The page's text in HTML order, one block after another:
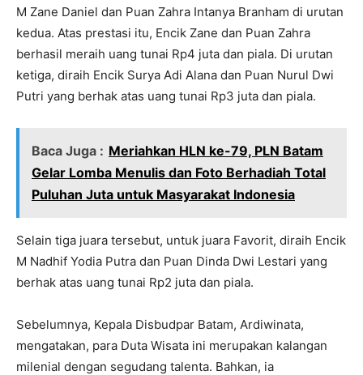
M Zane Daniel dan Puan Zahra Intanya Branham di urutan
kedua. Atas prestasi itu, Encik Zane dan Puan Zahra
berhasil meraih uang tunai Rp4 juta dan piala. Di urutan
ketiga, diraih Encik Surya Adi Alana dan Puan Nurul Dwi
Putri yang berhak atas uang tunai Rp3 juta dan piala.
Baca Juga : Meriahkan HLN ke-79, PLN Batam
Gelar Lomba Menulis dan Foto Berhadiah Total
Puluhan Juta untuk Masyarakat Indonesia
Selain tiga juara tersebut, untuk juara Favorit, diraih Encik
M Nadhif Yodia Putra dan Puan Dinda Dwi Lestari yang
berhak atas uang tunai Rp2 juta dan piala.
Sebelumnya, Kepala Disbudpar Batam, Ardiwinata,
mengatakan, para Duta Wisata ini merupakan kalangan
milenial dengan segudang talenta. Bahkan, ia